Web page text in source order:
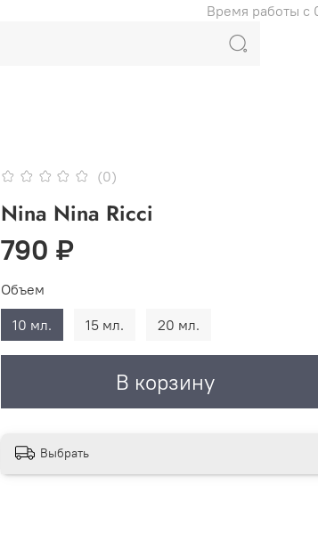
Время работы с
(0)
Nina Nina Ricci
790 ₽
В корзину
Объем
10 мл.
15 мл. 20 мл.
Выбрать